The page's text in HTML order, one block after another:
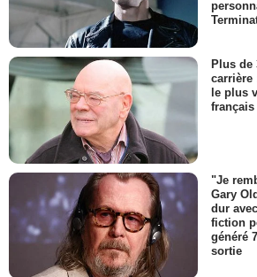
Plus de
carrière
le plus
français
"Je
Gary
dur
fiction
généré
sortie